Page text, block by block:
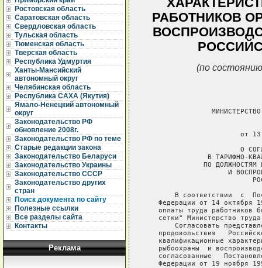
Ростовская область
Саратовская область
Свердловская область
Тульская область
Тюменская область
Тверская область
Республика Удмуртия
Ханты-Мансийский
автономный округ
Челябинская область
Республика САХА (Якутия)
Ямало-Ненецкий автономный
округ
Законодательство РФ
обновление 2008г.
Законодательство РФ по теме
Старые редакции закона
Законодательство Беларуси
Законодательство Украины
Законодательство СССР
Законодательство других
стран
Поиск документа по сайту
Полезные ссылки
Все разделы сайта
Контакты
Реклама
РАБОТНИКОВ
(по
от
О
В ТАРИФНО-
ПО ДОЛЖНОСТЯМ
И
В соответствии  с
Федерации от 14 октября
оплаты труда работников
сетки" Министерство
Согласовать
продовольствия
квалификационные
рыбоохраны  и
согласованные
Федерации от 19 ноября